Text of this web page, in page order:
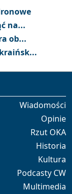
na...
ob...
Wiadomości
Opinie
Rzut OKA
Historia
Kultura
Podcasty CW
Multimedia